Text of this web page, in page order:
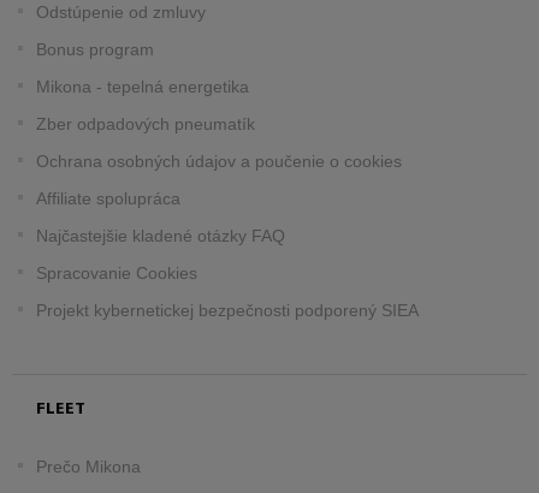
Odstúpenie od zmluvy
Bonus program
Mikona - tepelná energetika
Zber odpadových pneumatík
Ochrana osobných údajov a poučenie o cookies
Affiliate spolupráca
Najčastejšie kladené otázky FAQ
Spracovanie Cookies
Projekt kybernetickej bezpečnosti podporený SIEA
FLEET
Prečo Mikona